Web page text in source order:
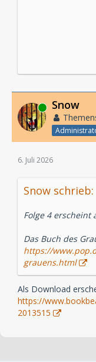
Online Snow
6. Juli 2026
Snow schrieb:
Folge 4 erscheint
Das Buch des
https://
grauens.html
Als Download
https://
2013515